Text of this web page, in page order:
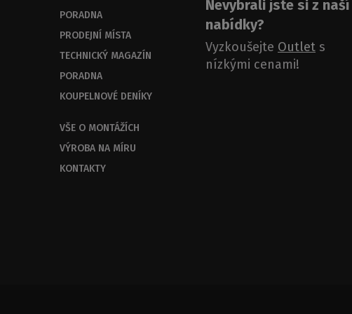
PORADNA
PRODEJNÍ MÍSTA
TECHNICKÝ MAGAZÍN
PORADNA
KOUPELNOVÉ DENÍKY
VŠE O MONTÁŽÍCH
VÝROBA NA MÍRU
KONTAKTY
Nevybrali jste si z naší
nabídky?
Vyzkoušejte Outlet s
nízkými cenami!